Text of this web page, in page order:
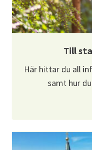
Till
Här hittar du all
samt hur